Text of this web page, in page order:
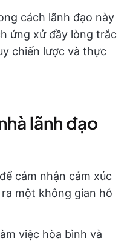
cách lãnh đạo này
ứng xử đầy lòng trắc
chiến lược và thực
lãnh đạo
cảm nhận cảm xúc
một không gian hỗ
việc hòa bình và